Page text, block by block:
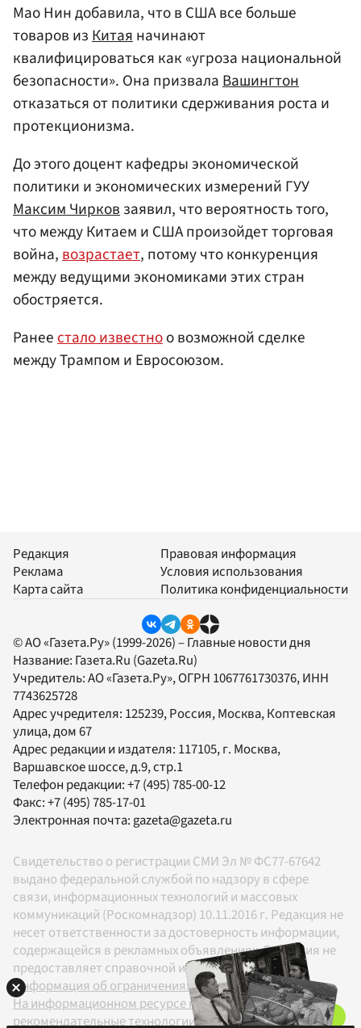
Мао Нин добавила, что в США все больше
товаров изКитаяначинают
квалифицироваться как «угроза национальной
безопасности». Она призвалаВашингтон
отказаться от политики сдерживания роста и
протекционизма.
До этого доцент кафедры экономической
политики и экономических измерений ГУУ
Максим Чирковзаявил, что вероятность того,
что между Китаем и США произойдет торговая
война,возрастает, потому что конкуренция
между ведущими экономиками этих стран
обостряется.
Ранеестало известноо возможной сделке
между Трампом и Евросоюзом.
Редакция
Реклама
Карта сайта
Правовая информация
Условия использования
Политика конфиденциальности
© АО «Газета.Ру» (1999-2026) – Главные новости дня
Название: Газета.Ru (Gazeta.Ru)
Учредитель:АО «Газета.Ру», ОГРН 1067761730376, ИНН
7743625728
Адрес учредителя: 125239, Россия, Москва, Коптевская
улица, дом 67
Адрес редакции и издателя: 117105, г. Москва,
Варшавское шоссе, д.9, стр.1
Телефон редакции:+7 (495) 785-00-12
Факс:+7 (495) 785-17-01
Электронная почта: gazeta@gazeta.ru
Свидетельство о регистрации СМИ Эл № ФС77-67642
выдано федеральной службой по надзору в сфере
связи, информационных технологий и массовых
коммуникаций (Роскомнадзор) 10.11.2016 г. Редакция не
несет ответственности за достоверность информации,
содержащейся в рекламных объявлениях. Редакция не
предоставляет справочной информации.
Информация об ограничениях
На информационном ресурсе применяются
рекомендательные технологии в соответствии с